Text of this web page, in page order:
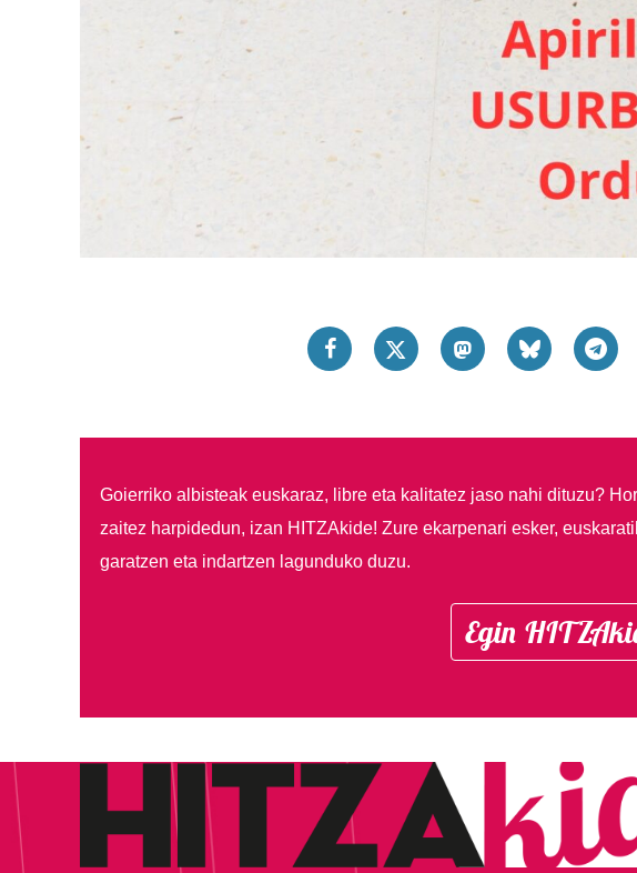
Goierriko albisteak euskaraz, libre eta kalitatez jaso nahi dituzu?
zaitez harpidedun, izan HITZAkide! Zure ekarpenari esker,
garatzen eta indartzen lagunduko duzu.
Egin